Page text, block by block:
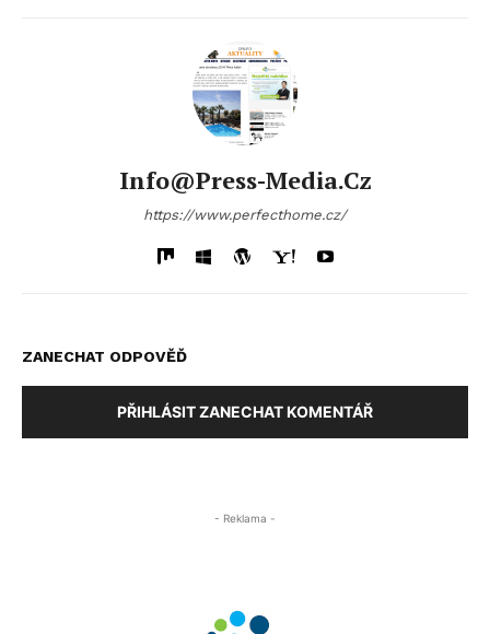
Info@press-Media.cz
https://www.perfecthome.cz/
ZANECHAT ODPOVĚĎ
PŘIHLÁSIT ZANECHAT KOMENTÁŘ
- Reklama -